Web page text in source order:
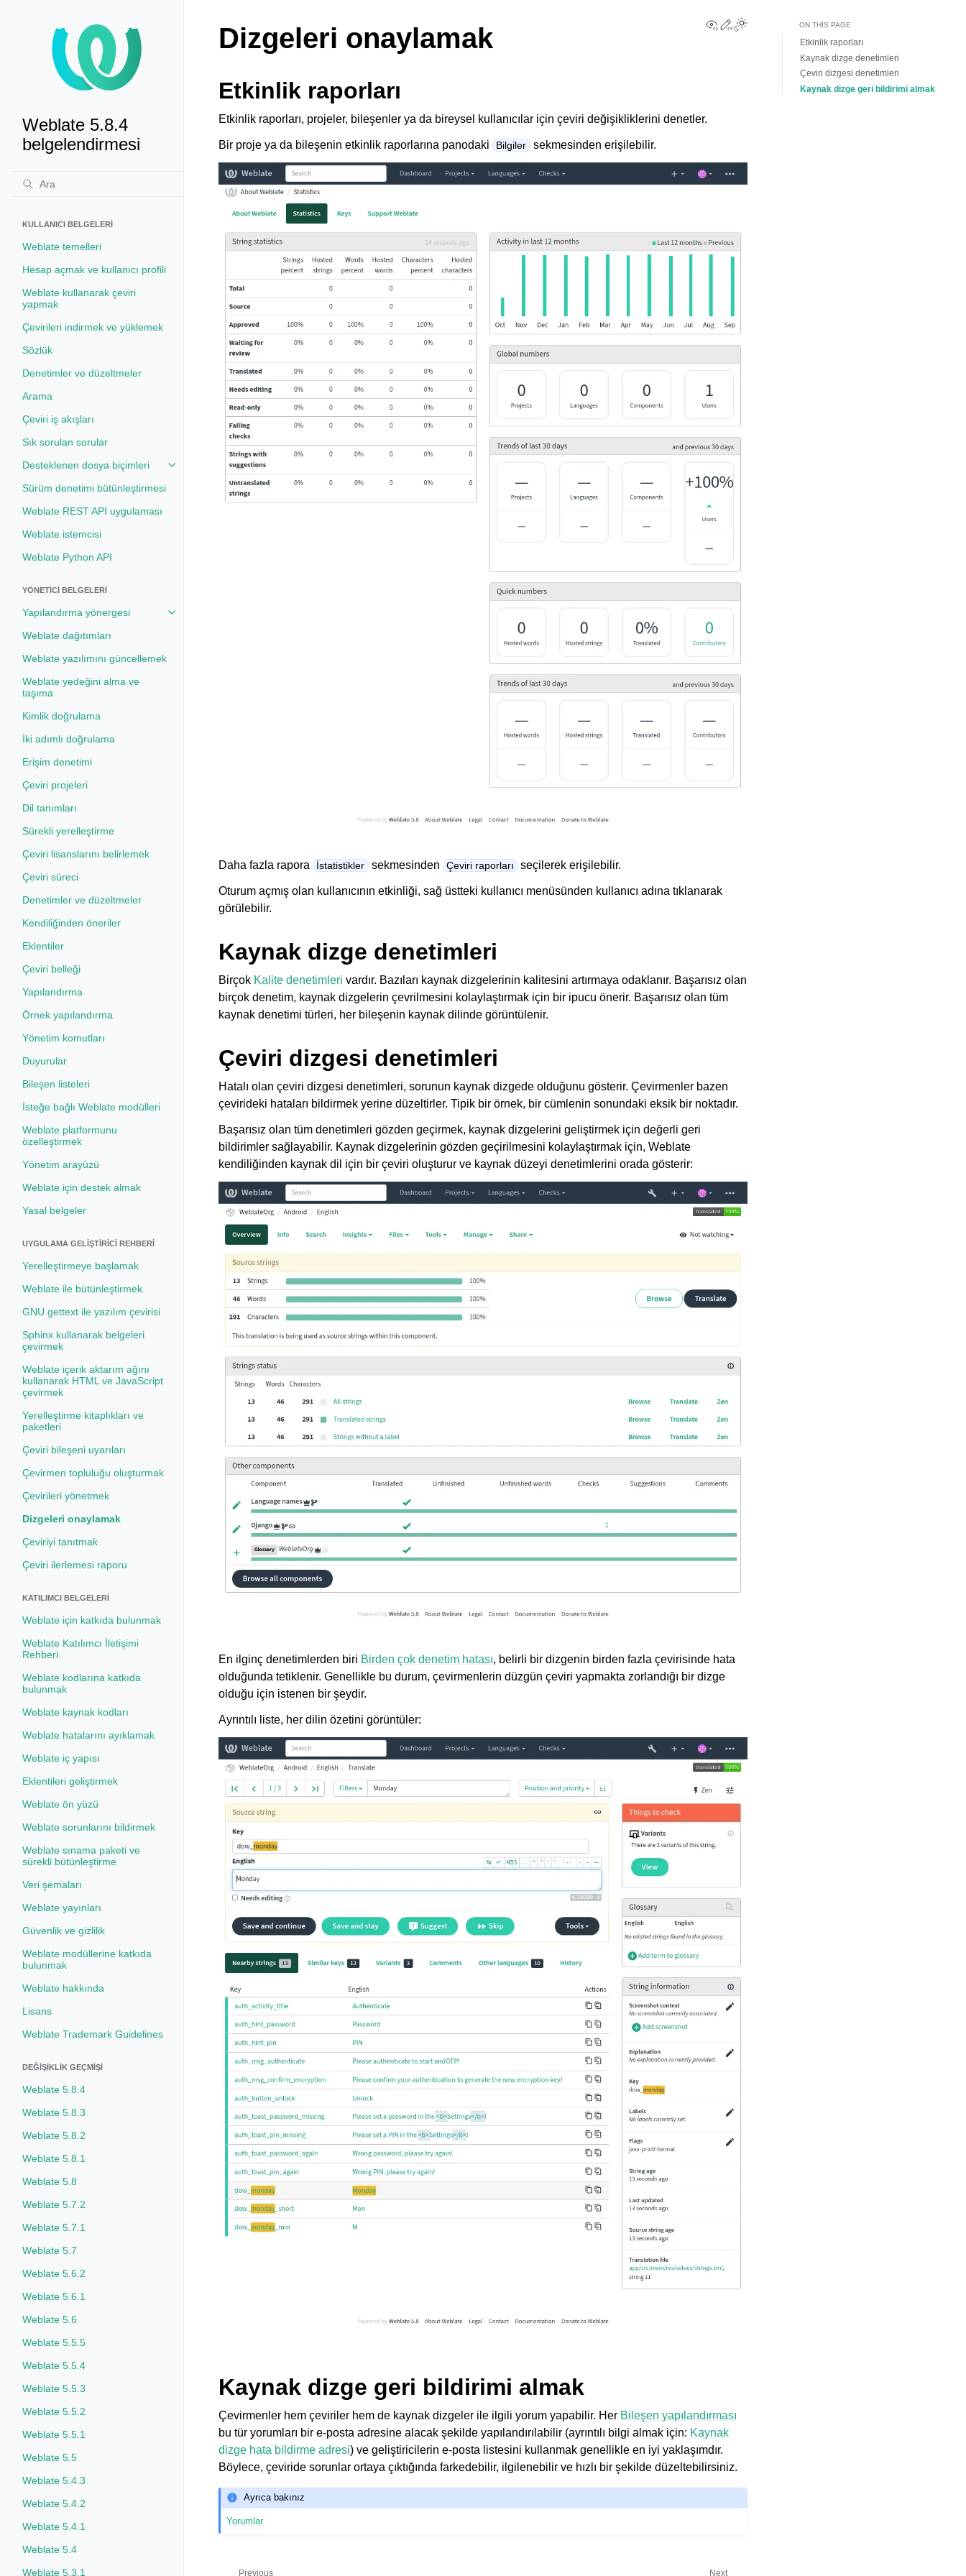
Weblate 5.8.4
belgelendirmesi
KULLANICI BELGELERI
Weblate temelleri
Hesap açmak ve kullanıcı profili
Weblate kullanarak çeviri
yapmak
Çevirileri indirmek ve yüklemek
Sözlük
Denetimler ve düzeltmeler
Arama
Çeviri iş akışları
Sık sorulan sorular
Desteklenen dosya biçimleri
Toggle navigation of Desteklenen dosya biçimleri
Sürüm denetimi bütünleştirmesi
Weblate REST API uygulaması
Weblate istemcisi
Weblate Python API
YÖNETICI BELGELERI
Yapılandırma yönergesi
Toggle navigation of Yapılandırma yönergesi
Weblate dağıtımları
Weblate yazılımını güncellemek
Weblate yedeğini alma ve
taşıma
Kimlik doğrulama
İki adımlı doğrulama
Erişim denetimi
Çeviri projeleri
Dil tanımları
Sürekli yerelleştirme
Çeviri lisanslarını belirlemek
Çeviri süreci
Denetimler ve düzeltmeler
Kendiliğinden öneriler
Eklentiler
Çeviri belleği
Yapılandırma
Örnek yapılandırma
Yönetim komutları
Duyurular
Bileşen listeleri
İsteğe bağlı Weblate modülleri
Weblate platformunu
özelleştirmek
Yönetim arayüzü
Weblate için destek almak
Yasal belgeler
UYGULAMA GELIŞTIRICI REHBERI
Yerelleştirmeye başlamak
Weblate ile bütünleştirmek
GNU gettext ile yazılım çevirisi
Sphinx kullanarak belgeleri
çevirmek
Weblate içerik aktarım ağını
kullanarak HTML ve JavaScript
çevirmek
Yerelleştirme kitaplıkları ve
paketleri
Çeviri bileşeni uyarıları
Çevirmen topluluğu oluşturmak
Çevirileri yönetmek
Dizgeleri onaylamak
Çeviriyi tanıtmak
Çeviri ilerlemesi raporu
KATILIMCI BELGELERI
Weblate için katkıda bulunmak
Weblate Katılımcı İletişimi
Rehberi
Weblate kodlarına katkıda
bulunmak
Weblate kaynak kodları
Weblate hatalarını ayıklamak
Weblate iç yapısı
Eklentileri geliştirmek
Weblate ön yüzü
Weblate sorunlarını bildirmek
Weblate sınama paketi ve
sürekli bütünleştirme
Veri şemaları
Weblate yayınları
Güvenlik ve gizlilik
Weblate modüllerine katkıda
bulunmak
Weblate hakkında
Lisans
Weblate Trademark Guidelines
DEĞIŞIKLIK GEÇMIŞI
Weblate 5.8.4
Weblate 5.8.3
Weblate 5.8.2
Weblate 5.8.1
Weblate 5.8
Weblate 5.7.2
Weblate 5.7.1
Weblate 5.7
Weblate 5.6.2
Weblate 5.6.1
Weblate 5.6
Weblate 5.5.5
Weblate 5.5.4
Weblate 5.5.3
Weblate 5.5.2
Weblate 5.5.1
Weblate 5.5
Weblate 5.4.3
Weblate 5.4.2
Weblate 5.4.1
Weblate 5.4
Weblate 5.3.1
View this page
Edit this page
Toggle Light / Dark / Auto color theme
Dizgeleri onaylamak
Etkinlik raporları
Etkinlik raporları, projeler, bileşenler ya da bireysel kullanıcılar için çeviri değişikliklerini denetler.
Bir proje ya da bileşenin etkinlik raporlarına panodaki Bilgiler sekmesinden erişilebilir.
Daha fazla rapora İstatistikler sekmesinden Çeviri raporları seçilerek erişilebilir.
Oturum açmış olan kullanıcının etkinliği, sağ üstteki kullanıcı menüsünden kullanıcı adına tıklanarak
görülebilir.
Kaynak dizge denetimleri
Birçok Kalite denetimleri vardır. Bazıları kaynak dizgelerinin kalitesini artırmaya odaklanır. Başarısız olan
birçok denetim, kaynak dizgelerin çevrilmesini kolaylaştırmak için bir ipucu önerir. Başarısız olan tüm
kaynak denetimi türleri, her bileşenin kaynak dilinde görüntülenir.
Çeviri dizgesi denetimleri
Hatalı olan çeviri dizgesi denetimleri, sorunun kaynak dizgede olduğunu gösterir. Çevirmenler bazen
çevirideki hataları bildirmek yerine düzeltirler. Tipik bir örnek, bir cümlenin sonundaki eksik bir noktadır.
Başarısız olan tüm denetimleri gözden geçirmek, kaynak dizgelerini geliştirmek için değerli geri
bildirimler sağlayabilir. Kaynak dizgelerinin gözden geçirilmesini kolaylaştırmak için, Weblate
kendiliğinden kaynak dil için bir çeviri oluşturur ve kaynak düzeyi denetimlerini orada gösterir:
En ilginç denetimlerden biri Birden çok denetim hatası, belirli bir dizgenin birden fazla çevirisinde hata
olduğunda tetiklenir. Genellikle bu durum, çevirmenlerin düzgün çeviri yapmakta zorlandığı bir dizge
olduğu için istenen bir şeydir.
Ayrıntılı liste, her dilin özetini görüntüler:
Kaynak dizge geri bildirimi almak
Çevirmenler hem çeviriler hem de kaynak dizgeler ile ilgili yorum yapabilir. Her Bileşen yapılandırması
bu tür yorumları bir e-posta adresine alacak şekilde yapılandırılabilir (ayrıntılı bilgi almak için: Kaynak
dizge hata bildirme adresi) ve geliştiricilerin e-posta listesini kullanmak genellikle en iyi yaklaşımdır.
Böylece, çeviride sorunlar ortaya çıktığında farkedebilir, ilgilenebilir ve hızlı bir şekilde düzeltebilirsiniz.
Ayrıca bakınız
Yorumlar
Next
Previous
ON THIS PAGE
Etkinlik raporları
Kaynak dizge denetimleri
Çeviri dizgesi denetimleri
Kaynak dizge geri bildirimi almak